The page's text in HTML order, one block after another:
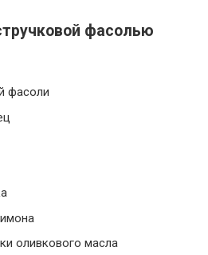
фасолью
фасоли
оливкового масла